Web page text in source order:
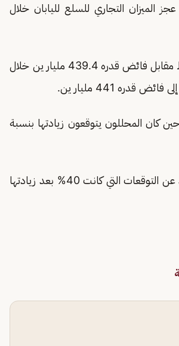
الميزان التجاري للسلع لليابان خلال
عجزًا قيمته 47.7 مليار ين فقط مقابل فائض قدره 439.4 مليار ين خلال
441 مليار ين.
الشهر الماضي بنسبة 26.2% سنويًا في حين كان المحللون يتوقعون زيادتها بنسبة
في المقابل زادت الواردات خلال الشهر الماضي بنسبة 44.7% بما يزيد عن التوقعات التي كانت 40% بعد زيادتها